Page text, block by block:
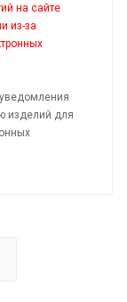
на сайте
из-за
изделий для